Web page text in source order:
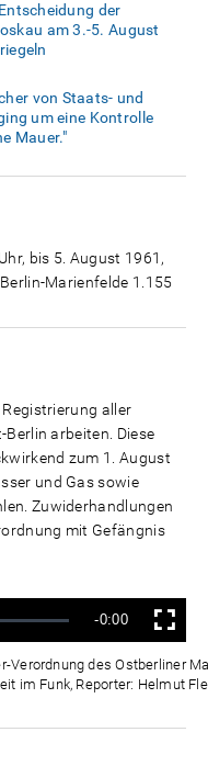
der
am 3.-5. August
von Staats- und
um eine Kontrolle
Mauer."
bis 5. August 1961,
Marienfelde 1.155
aller
Berlin arbeiten. Diese
zum 1. August
und Gas sowie
Zuwiderhandlungen
mit Gefängnis
Verbleibende
Zeit
-0:00 Vollbild
Verordnung des Ostberliner
im Funk, Reporter: Helmut